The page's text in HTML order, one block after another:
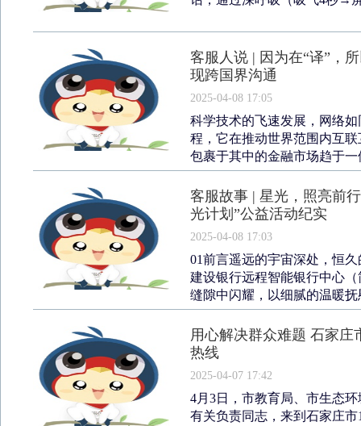
客服人说 | 因为在“译”，
现跨国界沟通
2025-04-08 17:05
科学技术的飞速发展，网络
程，它在推动世界范围内互
包裹于其中的金融市场趋于
客服故事 | 星光，照亮前
光计划”公益活动纪实
2025-04-08 17:03
01前言遥远的宇宙深处，恒
建设银行远程智能银行中心
缝隙中闪耀，以细腻的温暖
用心解决群众难题 石家庄
热线
2025-04-07 17:42
4月3日，市教育局、市生态
有关负责同志，来到石家庄